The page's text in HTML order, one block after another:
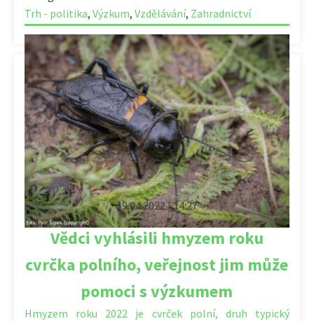
Trh - politika, Výzkum, Vzdělávání, Zahradnictví
19.04.2022 | 14:27
Vědci vyhlásili hmyzem roku
cvrčka polního, veřejnost jim může
pomoci s výzkumem
Hmyzem roku 2022 je cvrček polní, druh typický